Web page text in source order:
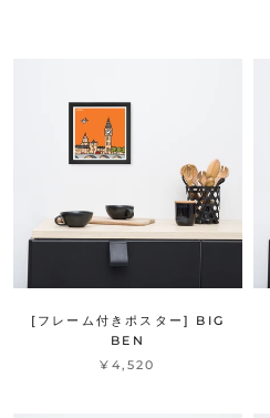
[フレーム付きポスター] BIG
BEN
¥4,520